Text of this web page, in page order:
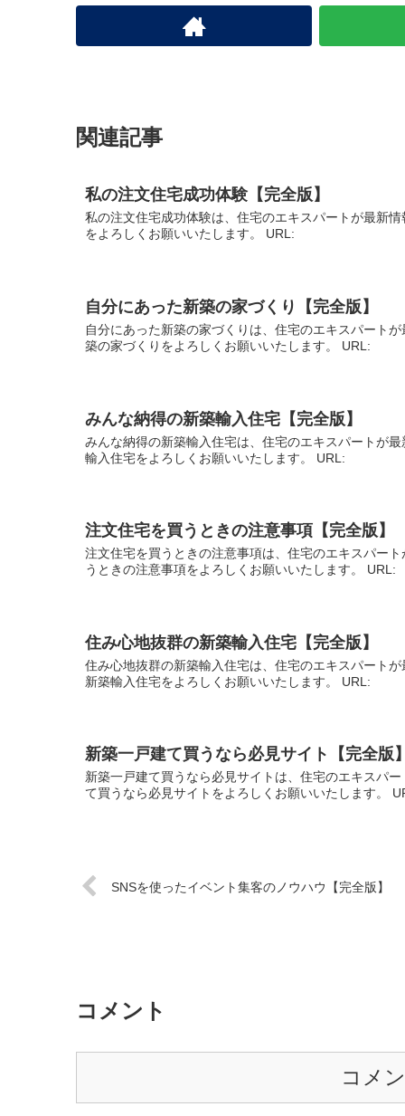
関連記事
私の注文住宅成功体験【完全版】
私の注文住宅成功体験は、住宅のエキスパートが最新
をよろしくお願いいたします。 URL:
自分にあった新築の家づくり【完全版】
自分にあった新築の家づくりは、住宅のエキスパート
築の家づくりをよろしくお願いいたします。 URL:
みんな納得の新築輸入住宅【完全版】
みんな納得の新築輸入住宅は、住宅のエキスパートが
輸入住宅をよろしくお願いいたします。 URL:
注文住宅を買うときの注意事項【完全版】
注文住宅を買うときの注意事項は、住宅のエキスパー
うときの注意事項をよろしくお願いいたします。 URL:
住み心地抜群の新築輸入住宅【完全版】
住み心地抜群の新築輸入住宅は、住宅のエキスパート
新築輸入住宅をよろしくお願いいたします。 URL:
新築一戸建て買うなら必見サイト【完全版】
新築一戸建て買うなら必見サイトは、住宅のエキスパ
て買うなら必見サイトをよろしくお願いいたします。
SNSを使ったイベント集客のノウハウ【完全版】
コメント
コメ